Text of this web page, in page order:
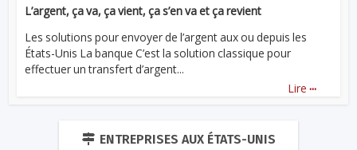
L’argent, ça va, ça vient, ça s’en va et ça revient
Les solutions pour envoyer de l’argent aux ou depuis les
États-Unis La banque C’est la solution classique pour
effectuer un transfert d’argent...
Lire ...
ENTREPRISES AUX ÉTATS-UNIS